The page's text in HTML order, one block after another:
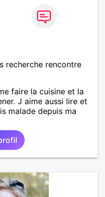
recherche rencontre
faire la cuisine et la
J aime aussi lire et
malade depuis ma